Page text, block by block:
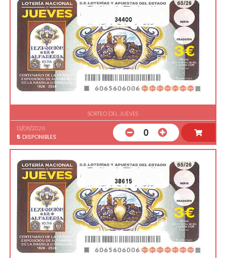
34400
SORTEO DEL JUEVES
13/08/2026
5 DISPONIBLES 0
38615